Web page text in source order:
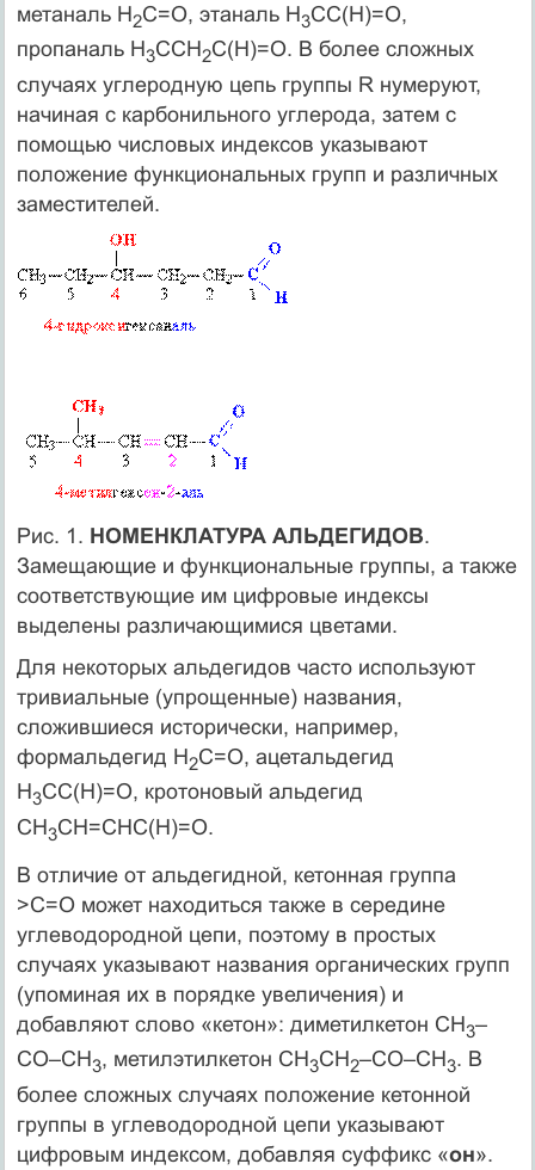
метаналь Н2С=О, этаналь Н3СС(Н)=О,
пропаналь Н3ССН2С(Н)=О. В более сложных
случаях углеродную цепь группы R нумеруют,
начиная с карбонильного углерода, затем с
помощью числовых индексов указывают
положение функциональных групп и различных
заместителей.
Рис. 1. НОМЕНКЛАТУРА АЛЬДЕГИДОВ.
Замещающие и функциональные группы, а также
соответствующие им цифровые индексы
выделены различающимися цветами.
Для некоторых альдегидов часто используют
тривиальные (упрощенные) названия,
сложившиеся исторически, например,
формальдегид Н2С=О, ацетальдегид
Н3СС(Н)=О, кротоновый альдегид
СН3СН=CHC(H)=O.
В отличие от альдегидной, кетонная группа
>C=O может находиться также в середине
углеводородной цепи, поэтому в простых
случаях указывают названия органических групп
(упоминая их в порядке увеличения) и
добавляют слово «кетон»: диметилкетон CH3–
CO–CH3, метилэтилкетон CH3CH2–CO–CH3. В
более сложных случаях положение кетонной
группы в углеводородной цепи указывают
цифровым индексом, добавляя суффикс «он».